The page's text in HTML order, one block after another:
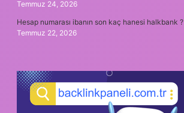
Temmuz 24, 2026
Hesap numarası ibanın son kaç hanesi halkbank ?
Temmuz 22, 2026